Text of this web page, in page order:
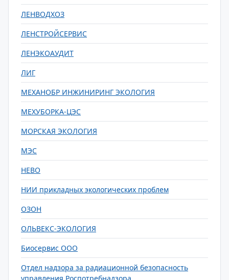
ЛЕНВОДХОЗ
ЛЕНСТРОЙСЕРВИС
ЛЕНЭКОАУДИТ
ЛИГ
МЕХАНОБР ИНЖИНИРИНГ ЭКОЛОГИЯ
МЕХУБОРКА-ЦЭС
МОРСКАЯ ЭКОЛОГИЯ
МЭС
НЕВО
НИИ прикладных экологических проблем
ОЗОН
ОЛЬВЕКС-ЭКОЛОГИЯ
Биосервис ООО
Отдел надзора за радиационной безопасность